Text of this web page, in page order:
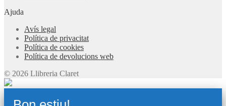
Ajuda
Avís legal
Política de privacitat
Política de cookies
Política de devolucions web
© 2026 Llibreria Claret